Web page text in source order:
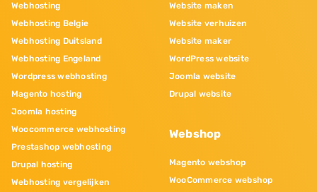
Webhosting
Webhosting Belgie
Webhosting Duitsland
Webhosting Engeland
Wordpress webhosting
Magento hosting
Joomla hosting
Woocommerce webhosting
Prestashop webhosting
Drupal hosting
Webhosting vergelijken
Website maken
Website verhuizen
Website maker
WordPress website
Joomla website
Drupal website
Webshop
Magento webshop
WooCommerce webshop